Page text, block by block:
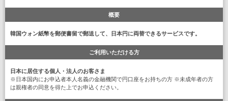
概要
韓国ウォン紙幣を郵便書留で郵送して、日本円に両替できるサービスです。
ご利用いただける方
日本に居住する個人・法人のお客さま
※日本国内にお申込者本人名義の金融機関で円口座をお持ちの方 ※未成年者の方
は親権者の同意を得た上でお申込ください。